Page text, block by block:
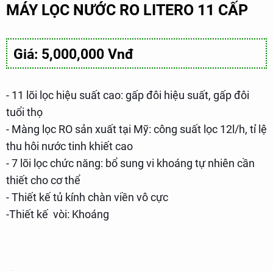
MÁY LỌC NƯỚC RO LITERO 11 CẤP
Giá: 5,000,000 Vnđ
- 11 lõi lọc hiệu suất cao: gấp đôi hiệu suất, gấp đôi
tuổi thọ
- Màng lọc RO sản xuất tại Mỹ: công suất lọc 12l/h, tỉ lệ
thu hôi nước tinh khiết cao
- 7 lõi lọc chức năng: bổ sung vi khoáng tự nhiên cần
thiết cho cơ thể
- Thiết kế tủ kính chàn viền vô cực
-Thiết kế vòi: Khoáng